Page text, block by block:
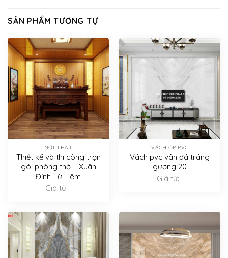
SẢN PHẨM TƯƠNG TỰ
NỘI THẤT
Thiết kế và thi công trọn
gói phòng thờ – Xuân
Đỉnh Từ Liêm
Giá từ:
VÁCH ỐP PVC
Vách pvc vân đá tráng
gương 20
Giá từ: